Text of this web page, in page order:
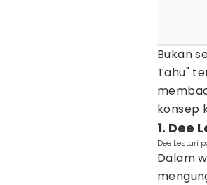
Bukan
Tahu"
konsep
1. Dee
Dee Lestari
Dalam